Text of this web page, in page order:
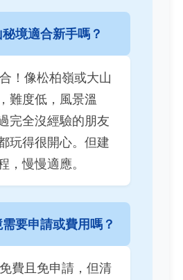
境適合新手嗎？
！像松柏嶺或大山
難度低，風景溫
完全沒經驗的朋友
玩得很開心。但建
，慢慢適應。
要申請或費用嗎？
費且免申請，但清